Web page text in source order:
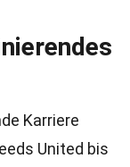
Karriere
United bis